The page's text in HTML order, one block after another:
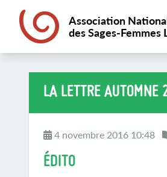
Association
des Sages-Femmes
LA LETTRE
4 novembre 2016 10:48
ÉDITO